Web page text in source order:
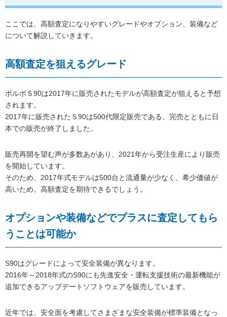
ここでは、高額査定になりやすいグレードやオプション、装備など
について解説していきます。
高額査定を狙えるグレード
ボルボＳ90は2017年に販売されたモデルが高額査定が狙えると予想
されます。
2017年に販売されたＳ90は500代限定販売である、完売とともに日
本での販売が終了しました。
販売再開を望む声が多数あがあり、2021年から受注生産により販売
を開始しています。
そのため、2017年式モデルは500台と流通量が少なく、希少価値が
高いため、高額査定を期待できるでしょう。
オプションや装備などでプラスに査定してもら
うことは可能か
S90はグレードによって安全装備が異なります。
2016年～2018年式のS90にも先進安全・運転支援技術の最新機能が
追加できるアップデートソフトウェアを販売しています。
近年では、安全面を考慮してさまざまな安全装備が標準装備となっ